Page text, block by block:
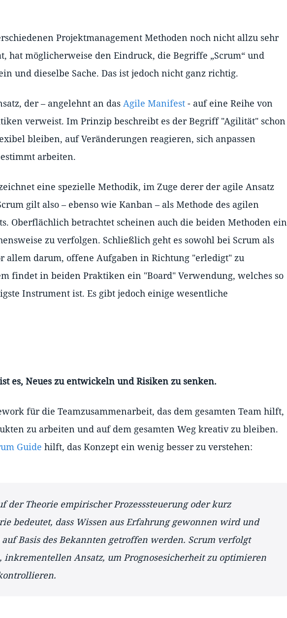
Projektmanagement Methoden noch nicht allzu sehr
hat möglicherweise den Eindruck, die Begriffe „Scrum“ und
und dieselbe Sache. Das ist jedoch nicht ganz richtig.
der – angelehnt an das Agile Manifest - auf eine Reihe von
verweist. Im Prinzip beschreibt es der Begriff "Agilität" schon
bleiben, auf Veränderungen reagieren, sich anpassen
arbeiten.
eine spezielle Methodik, im Zuge derer der agile Ansatz
gilt also – ebenso wie Kanban – als Methode des agilen
Oberflächlich betrachtet scheinen auch die beiden Methoden ein
zu verfolgen. Schließlich geht es sowohl bei Scrum als
allem darum, offene Aufgaben in Richtung "erledigt" zu
findet in beiden Praktiken ein "Board" Verwendung, welches so
Instrument ist. Es gibt jedoch einige wesentliche
es, Neues zu entwickeln und Risiken zu senken.
für die Teamzusammenarbeit, das dem gesamten Team hilft,
zu arbeiten und auf dem gesamten Weg kreativ zu bleiben.
Guide hilft, das Konzept ein wenig besser zu verstehen:
der Theorie empirischer Prozesssteuerung oder kurz
bedeutet, dass Wissen aus Erfahrung gewonnen wird und
Basis des Bekannten getroffen werden. Scrum verfolgt
inkrementellen Ansatz, um Prognosesicherheit zu optimieren